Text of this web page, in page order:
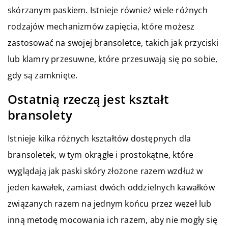
skórzanym paskiem. Istnieje również wiele różnych
rodzajów mechanizmów zapięcia, które możesz
zastosować na swojej bransoletce, takich jak przyciski
lub klamry przesuwne, które przesuwają się po sobie,
gdy są zamknięte.
Ostatnią rzeczą jest kształt
bransolety
Istnieje kilka różnych kształtów dostępnych dla
bransoletek, w tym okrągłe i prostokątne, które
wyglądają jak paski skóry złożone razem wzdłuż w
jeden kawałek, zamiast dwóch oddzielnych kawałków
związanych razem na jednym końcu przez węzeł lub
inną metodę mocowania ich razem, aby nie mogły się